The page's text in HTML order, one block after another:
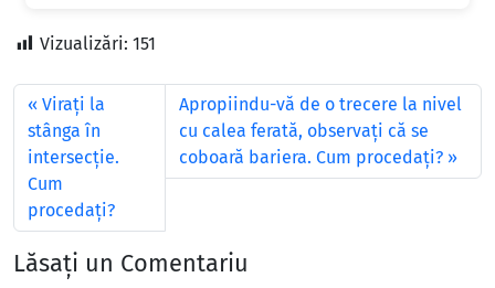
Vizualizări: 151
Viraţi la
stânga în
intersecţie.
Cum
procedaţi?
Apropiindu-vă de o trecere la nivel
cu calea ferată, observaţi că se
coboară bariera. Cum procedaţi?
Lăsați un Comentariu